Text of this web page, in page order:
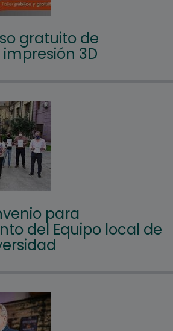
gratuito de
3D
para
del Equipo local de